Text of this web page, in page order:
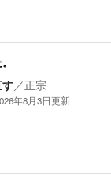
／正宗
年8月3日更新